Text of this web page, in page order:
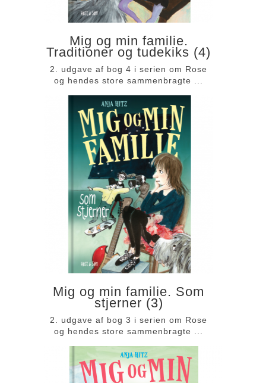
Mig og min familie.
Traditioner og tudekiks (4)
2. udgave af bog 4 i serien om Rose
og hendes store sammenbragte ...
Mig og min familie. Som
stjerner (3)
2. udgave af bog 3 i serien om Rose
og hendes store sammenbragte ...